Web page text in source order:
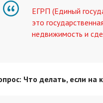
ЕГРП (Единый
это
недвижимость и
Что делать, если на